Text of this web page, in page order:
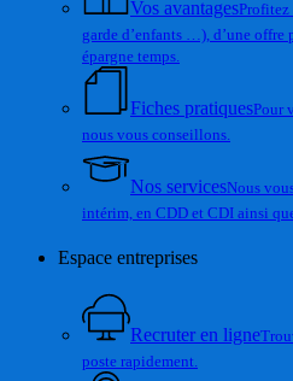
Vos avantagesProfitez
garde d’enfants …), d’une offre
épargne temps.
Fiches pratiquesPour
nous vous conseillons.
Nos servicesNous
intérim, en CDD et CDI ainsi
Espace entreprises
Recruter en ligne
poste rapidement.